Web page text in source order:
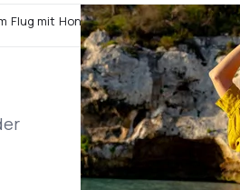
Flug mit Hong Kong Express ein Hotel